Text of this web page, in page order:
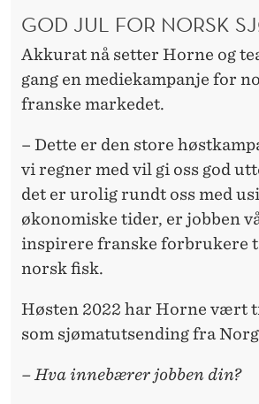
GOD JUL FOR NORSK
Akkurat nå setter Horne og
gang en mediekampanje for
franske markedet.
– Dette er den store
vi regner med vil gi oss god
det er urolig rundt oss med
økonomiske tider, er jobben
inspirere franske forbrukere
norsk fisk.
Høsten 2022 har Horne vært
som sjømatutsending fra
– Hva innebærer jobben din?